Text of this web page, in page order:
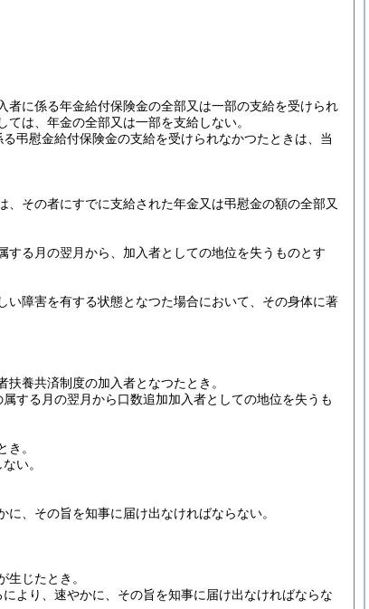
に係る年金給付保険金の全部又は一部の支給を受けられ
は、年金の全部又は一部を支給しない。
弔慰金給付保険金の支給を受けられなかつたときは、当
その者にすでに支給された年金又は弔慰金の額の全部又
る月の翌月から、加入者としての地位を失うものとす
い障害を有する状態となつた場合において、その身体に著
養共済制度の加入者となつたとき。
する月の翌月から口数追加加入者としての地位を失うも
。
い。
、その旨を知事に届け出なければならない。
じたとき。
より、速やかに、その旨を知事に届け出なければならな